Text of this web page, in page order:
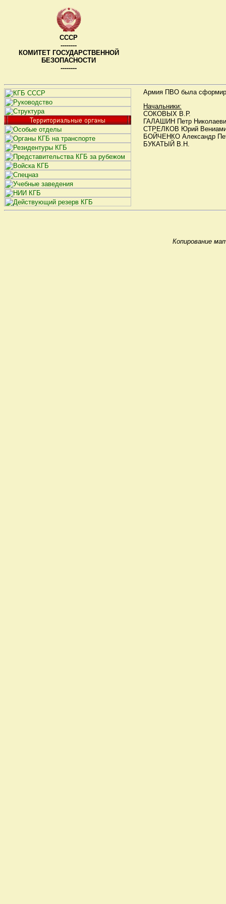
СССР
--------
КОМИТЕТ ГОСУДАРСТВЕННОЙ
БЕЗОПАСНОСТИ
--------
Армия ПВО была
Начальники:
СОКОВЫХ В.Р.
ГАЛАШИН Петр
СТРЕЛКОВ Юрий
БОЙЧЕНКО Александр
БУКАТЫЙ В.Н.
Копирование